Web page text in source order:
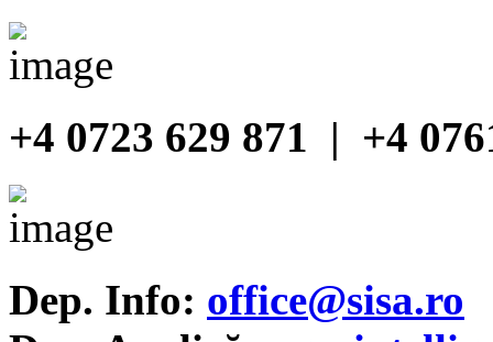
+4 0723 629 871 | +4
Dep. Info: office@sisa.ro